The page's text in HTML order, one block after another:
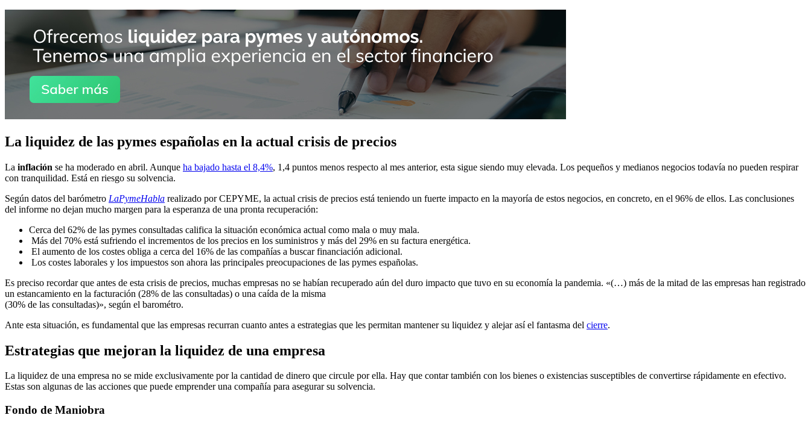
La liquidez de las pymes españolas en la actual crisis de precios
La inflación se ha moderado en abril. Aunque ha bajado hasta el 8,4%, 1,4 puntos menos respecto al mes anterior, esta sigue siendo muy elevada. Los pequeños y medianos negocios todavía no pueden respirar
con tranquilidad. Está en riesgo su solvencia.
Según datos del barómetro LaPymeHabla realizado por CEPYME, la actual crisis de precios está teniendo un fuerte impacto en la mayoría de estos negocios, en concreto, en el 96% de ellos. Las conclusiones
del informe no dejan mucho margen para la esperanza de una pronta recuperación:
Cerca del 62% de las pymes consultadas califica la situación económica actual como mala o muy mala.
Más del 70% está sufriendo el incrementos de los precios en los suministros y más del 29% en su factura energética.
El aumento de los costes obliga a cerca del 16% de las compañías a buscar financiación adicional.
Los costes laborales y los impuestos son ahora las principales preocupaciones de las pymes españolas.
Es preciso recordar que antes de esta crisis de precios, muchas empresas no se habían recuperado aún del duro impacto que tuvo en su economía la pandemia. «(…) más de la mitad de las empresas han registrado
un estancamiento en la facturación (28% de las consultadas) o una caída de la misma
(30% de las consultadas)», según el barométro.
Ante esta situación, es fundamental que las empresas recurran cuanto antes a estrategias que les permitan mantener su liquidez y alejar así el fantasma del cierre.
Estrategias que mejoran la liquidez de una empresa
La liquidez de una empresa no se mide exclusivamente por la cantidad de dinero que circule por ella. Hay que contar también con los bienes o existencias susceptibles de convertirse rápidamente en efectivo.
Estas son algunas de las acciones que puede emprender una compañía para asegurar su solvencia.
Fondo de Maniobra